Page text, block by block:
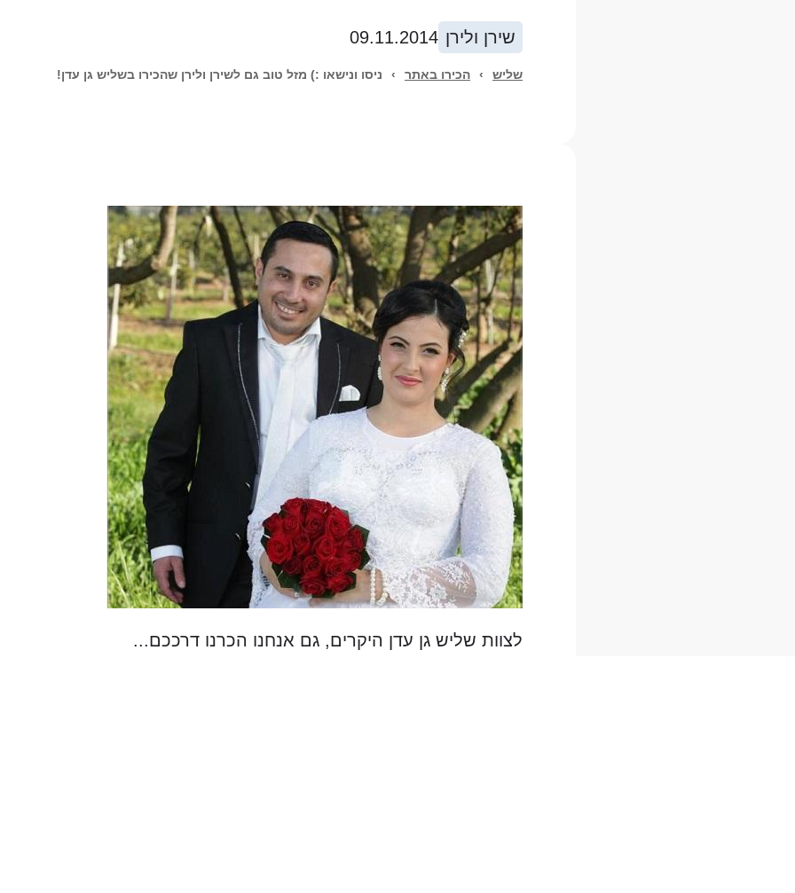
שירן ולירן 09.11.2014
שליש › הכירו באתר › ניסו ונישאו :) מזל טוב גם לשירן ולירן שהכירו בשליש גן עדן!
לצוות שליש גן עדן היקרים, גם אנחנו הכרנו דרככם...